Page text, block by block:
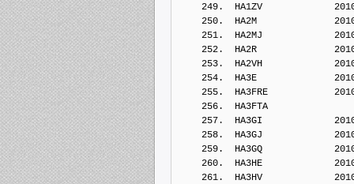
249.  HA1ZV
250.  HA2M
251.  HA2MJ
252.  HA2R
253.  HA2VH
254.  HA3E
255.  HA3FRE
256.  HA3FTA
257.  HA3GI
258.  HA3GJ
259.  HA3GQ
260.  HA3HE
261.  HA3HV